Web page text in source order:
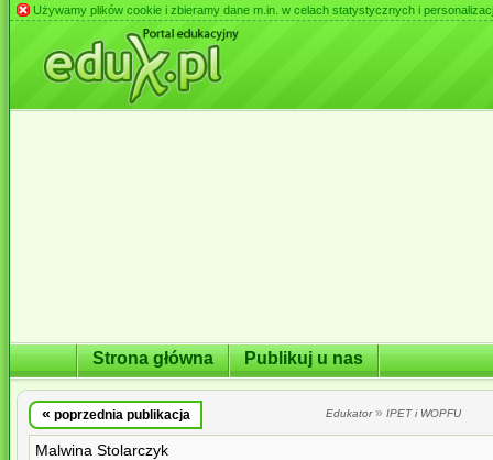
Używamy plików cookie i zbieramy dane m.in. w celach statystycznych i
Strona główna Publikuj u nas
« poprzednia publikacja Edukator» IPET i WOPFU
Malwina Stolarczyk